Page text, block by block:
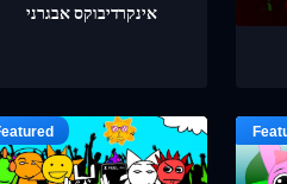
אינקרדיבוקס אבגרני